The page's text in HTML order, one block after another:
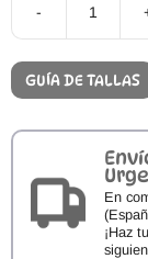
-
GUÍA DE TALLAS
En
¡Haz